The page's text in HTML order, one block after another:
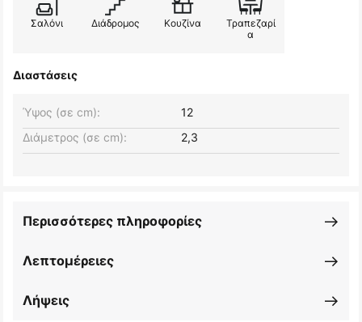
Σαλόνι Διάδρομος Κουζίνα
Τραπεζαρί
α
Διαστάσεις
Ύψος (σε cm):
12
Διάμετρος (σε cm):
2,3
Λεπτομέρειες
Περισσότερες πληροφορίες
Λήψεις